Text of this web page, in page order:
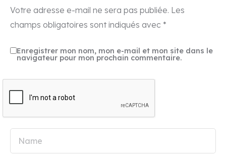
Votre adresse e-mail ne sera pas publiée. Les
champs obligatoires sont indiqués avec *
Enregistrer mon nom, mon e-mail et mon site dans le
navigateur pour mon prochain commentaire.